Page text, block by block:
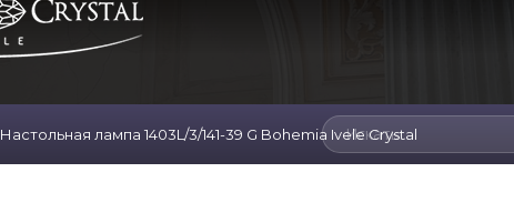
Настольная лампа 1403L/3/141-39 G Bohemia Ivele Crystal